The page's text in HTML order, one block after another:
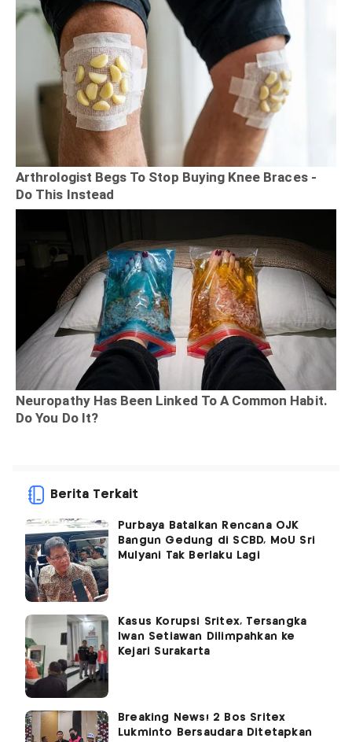
Berita Terkait
Purbaya Batalkan Rencana OJK
Bangun Gedung di SCBD, MoU Sri
Mulyani Tak Berlaku Lagi
Kasus Korupsi Sritex, Tersangka
Iwan Setiawan Dilimpahkan ke
Kejari Surakarta
Breaking News! 2 Bos Sritex
Lukminto Bersaudara Ditetapkan